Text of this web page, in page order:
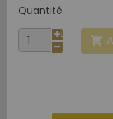
Quantité
